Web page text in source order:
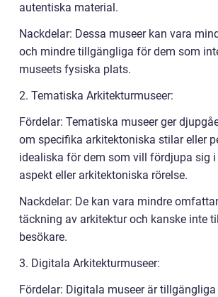
autentiska material.
Nackdelar: Dessa museer kan vara
och mindre tillgängliga för dem som
museets fysiska plats.
2. Tematiska Arkitekturmuseer:
Fördelar: Tematiska museer ger
om specifika arkitektoniska stilar eller
idealiska för dem som vill fördjupa sig
aspekt eller arkitektoniska rörelse.
Nackdelar: De kan vara mindre
täckning av arkitektur och kanske inte
besökare.
3. Digitala Arkitekturmuseer:
Fördelar: Digitala museer är